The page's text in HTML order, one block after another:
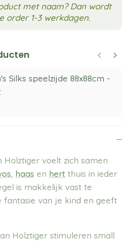
met naam? Dan wordt
order 1-3 werkdagen.
Silks speelzijde 88x88cm -
Holztiger voelt zich samen
, haas en hert thuis in ieder
is makkelijk vast te
van je kind en geeft
Holztiger stimuleren small